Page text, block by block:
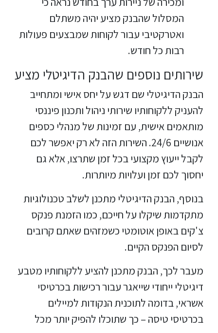
המסלול שהבנק מציע יהיה משתלם
ואטרקטיבי עבור לקוחות שמבצעים פעולות
רבות כל חודש.
שירותים נוספים שהבנק הדיגיטלי מציע
הבנק הדיגיטלי שם דגש על יחס אישי ומתחייב
להעניק ללקוחותיו שירותי ניהול ותכנון פיננסי
מותאמים אישית, עם זמינות של מנהלי כספים
אנושיים 24/6. השירות הזה לא רק יאפשר לכם
לקבל ייעוץ מקצועי בכל זמן שתרצו, אלא גם
יחסוך לכם זמן ועלויות מיותרות.
בנוסף, הבנק הדיגיטלי מתכנן לשלב טכנולוגיות
מתקדמות שיקלו על חייכם, כמו הזמנת פנקס
צ'קים באופן אוטומטי כשמזהים שאתם קרובים
לסיום הפנקס הקיים.
מעבר לכך, הבנק מתכנן להציע ללקוחותיו מטבע
דיגיטלי ייחודי שייאגר עבור רכישות בכרטיסי
אשראי, בדומה לתוכנית הנקודות למיילים
בכרטיסי טיסה – כך שתוכלו להפיק יותר מכל